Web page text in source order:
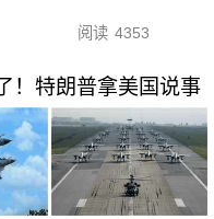
阅读 4353
！特朗普拿美国说事